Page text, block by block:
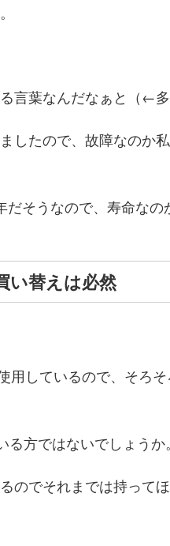
言葉なんだなぁと（←多
したので、故障なのか
そうなので、寿命なの
い替えは必然
用しているので、そろ
方ではないでしょうか。
のでそれまでは持って